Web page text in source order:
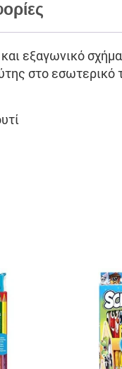
εξαγωνικό
στο εσωτερικό